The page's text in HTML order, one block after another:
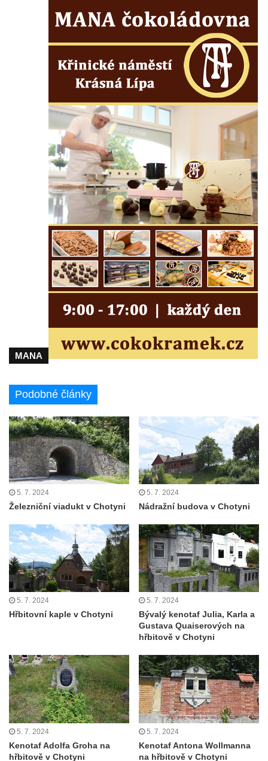
kovové a kancelářské zboží
Schodiště ke kostelu Nanebevzetí Panny
Marie ve Vilémově
Lázeňský dům čp. 82 v Lázních Libverda
Lázeňský dům Jizera čp. 116 v Lázních
Libverda
Lázeňský dům Depandance Vodoléčba čp.
113 v Lázních Libverda
Dům čp. 94 na náměstí T. G. Masaryka ve
Frýdlantu
Dům čp. 104 na náměstí T. G. Masaryka ve
Frýdlantu
Dům čp. 102 na náměstí T. G. Masaryka ve
Frýdlantu
Dům čp. 2 zvaný Na Panské zvůli na
Dům čp. 95 na náměstí T. G. Masaryka ve
Dům čp. 43 v Havlíčkově ulici ve Frýdlantu
Dvojdům čp. 92 a 93 (hotel Bílý kůň) na
náměstí T. G. Masaryka ve Frýdlantu
Dům čp. 3 na náměstí T. G. Masaryka ve
Frýdlantu
Bývalý špitál čp. 176 ve Frýdlantu
Dům ev.č. 89 v Benešově ulici ve Sloupu v
Čechách
Dům čp. 79 v Mlýnské ulici ve Sloupu v
Čechách
Dům čp. 134 v Mlýnské ulici ve Sloupu v
Čechách
Dům čp. 101 v ulici Ke Hradu ve Sloupu v
Dům čp. 102 v Potoční ulici ve Sloupu v
Čechách
Dům čp. 181 v Mikovcově ulici ve Sloupu v
Čechách
Dům čp. 167 v ulici Pod Hradem ve Sloupu
v Čechách
Dům čp. 149 v Alšově ulici v Novém Boru
MANA
Podobné články
5. 7. 2024
Železniční viadukt v Chotyni
5. 7. 2024
Nádražní budova v Chotyni
5. 7. 2024
Hřbitovní kaple v Chotyni
5. 7. 2024
Bývalý kenotaf Julia, Karla a
Gustava Quaiserových na
hřbitově v Chotyni
5. 7. 2024
Kenotaf Adolfa Groha na
hřbitově v Chotyni
5. 7. 2024
Kenotaf Antona Wollmanna
na hřbitově v Chotyni